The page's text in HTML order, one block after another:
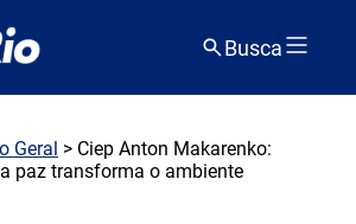
Busca
Geral > Ciep Anton Makarenko:
paz transforma o ambiente